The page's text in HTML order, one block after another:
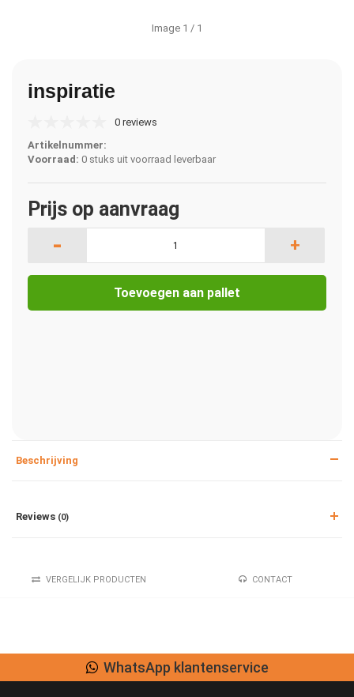
Image 1 / 1
inspiratie
0 reviews
Artikelnummer:
Voorraad: 0 stuks uit voorraad leverbaar
Prijs op aanvraag
- +
Toevoegen aan pallet
Beschrijving
Reviews (0)
VERGELIJK PRODUCTEN CONTACT
WhatsApp klantenservice